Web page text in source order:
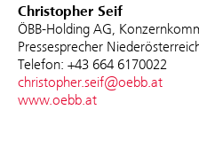
Christopher Seif
ÖBB-Holding AG,
Pressesprecher
Telefon: +43 664 6170022
christopher.seif@oebb.at
www.oebb.at